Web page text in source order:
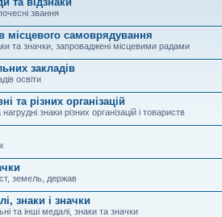
звання
місцевого самоврядування
та значки, запроваджені місцевими радами
закладів
освіти
та різних організацій
знаки різних організацій і товариств
земель, держав
знаки і значки
та інші медалі, знаки та значки